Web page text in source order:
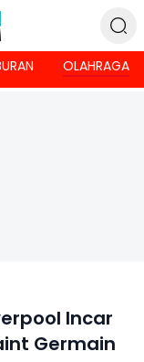
OLAHRAGA
Incar
Germain